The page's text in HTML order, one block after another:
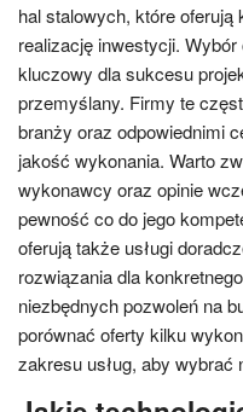
hal stalowych, które oferują
realizację inwestycji.
kluczowy dla sukcesu
przemyślany. Firmy te
branży oraz odpowiednimi
jakość wykonania. Warto
wykonawcy oraz opinie
pewność co do jego
oferują także usługi
rozwiązania dla
niezbędnych pozwoleń na
porównać oferty kilku
zakresu usług, aby wybrać